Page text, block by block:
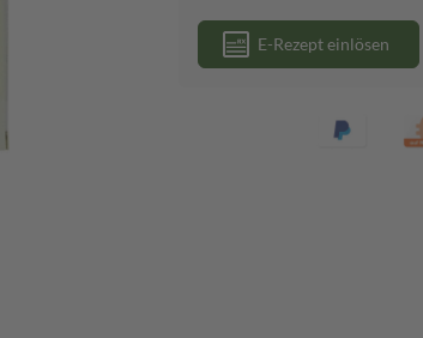
E-Rezept einlösen